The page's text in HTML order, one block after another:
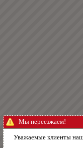
Мы переезжаем!
Уважаемые клиенты